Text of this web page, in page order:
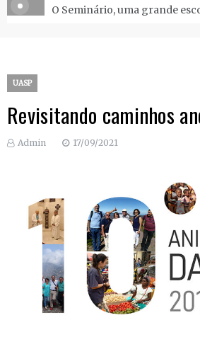
O Seminário, uma grande
UASP
Revisitando caminhos
Admin 17/09/2021